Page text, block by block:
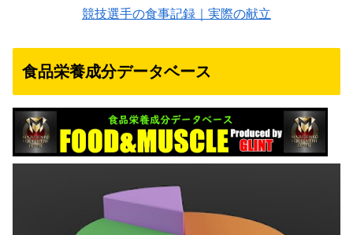
競技選手の食事記録｜実際の献立
食品栄養成分データベース